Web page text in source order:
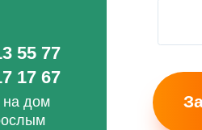
55 77
17 67
на дом